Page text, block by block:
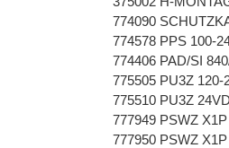
774090
774578 PPS 100-
774406 PAD/SI
775505 PU3Z 120-
775510 PU3Z
777949 PSWZ
777950 PSWZ